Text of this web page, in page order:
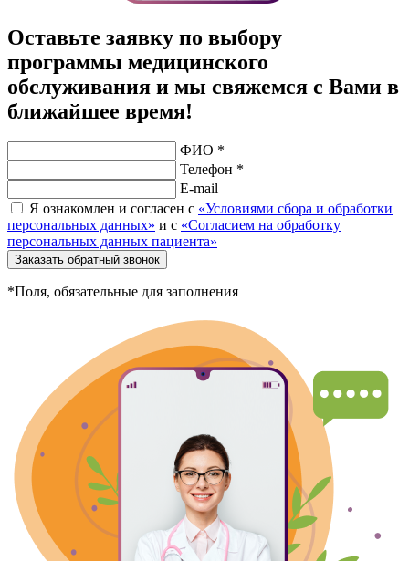
Оставьте заявку по выбору
программы медицинского
обслуживания и мы свяжемся с Вами в
ближайшее время!
ФИО *
Телефон *
E-mail
Я ознакомлен и согласен с «Условиями сбора и обработки
персональных данных» и с «Согласием на обработку
персональных данных пациента»
Заказать обратный звонок
*Поля, обязательные для заполнения